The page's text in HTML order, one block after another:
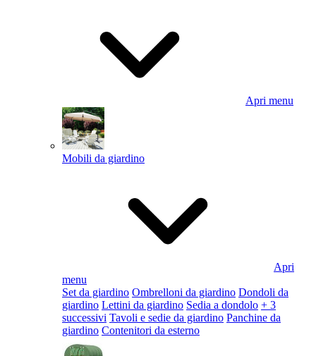
Apri menu
Mobili da giardino
Apri
menu
Set da giardino Ombrelloni da giardino Dondoli da
giardino Lettini da giardino Sedia a dondolo + 3
successivi Tavoli e sedie da giardino Panchine da
giardino Contenitori da esterno